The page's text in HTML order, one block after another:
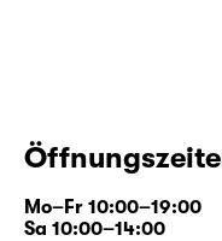
Mo–Fr 10:00–19:00
Sa 10:00–14:00